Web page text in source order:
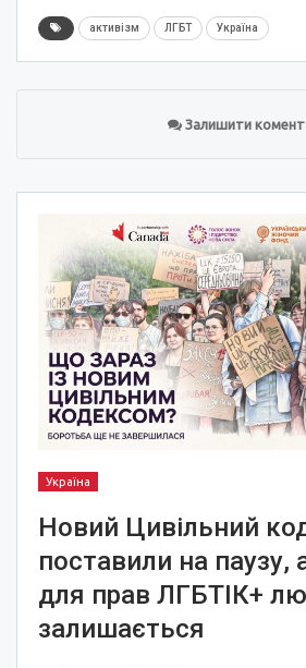
активізм ЛГБТ Україна
Залишити
Україна
Новий Цивільний
поставили на паузу,
для прав ЛГБТІК+
залишається